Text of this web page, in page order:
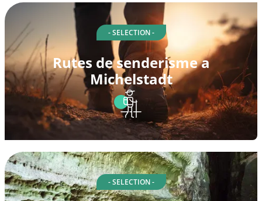
- SELECTION -
Rutes de senderisme a
Michelstadt
- SELECTION -